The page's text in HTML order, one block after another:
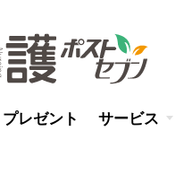
プレゼント サービス